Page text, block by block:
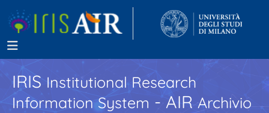
IRISInstitutional Research
Information System - AIR Archivio